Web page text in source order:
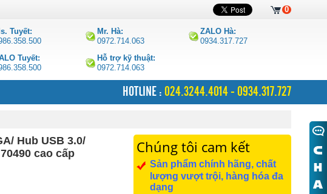
Tuyết:
Mr. Hà:
0972.714.063
ZALO Hà:
0934.317.727
Tuyết:
Hỗ trợ kỹ thuật:
0972.714.063
HOTLINE : 024.3244.4014 - 0934.317.727
Hub USB 3.0/
cao cấp
Chúng tôi cam kết
Sản phẩm chính hãng, chất
lượng vượt trội, hàng hóa đa
dạng
0